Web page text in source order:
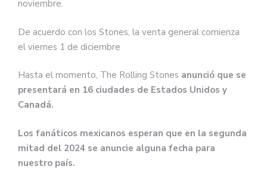
access the fan presale that starts
commences…
pic.twitter.com/t0CNdQ2qkW
— The Rolling Stones
(@RollingStones)
noviembre.
De acuerdo con los Stones, la venta general comienza
el viernes 1 de diciembre
Hasta el momento, The Rolling Stones anunció que se
presentará en 16 ciudades de Estados Unidos y
Canadá.
Los fanáticos mexicanos esperan que en la segunda
mitad del 2024 se anuncie alguna fecha para
nuestro país.